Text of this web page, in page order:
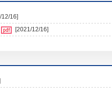
12/16]
[2021/12/16]